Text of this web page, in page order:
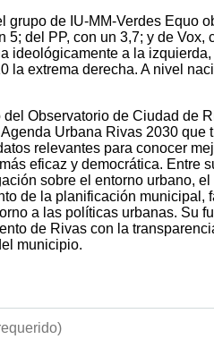
grupo de IU-MM-Verdes Equo
del PP, con un 3,7; y de Vox,
ideológicamente a la izquierda,
la extrema derecha. A nivel
Observatorio de Ciudad de
Urbana Rivas 2030 que
relevantes para conocer
eficaz y democrática. Entre
sobre el entorno urbano,
de la planificación municipal,
a las políticas urbanas. Su
de Rivas con la
municipio.